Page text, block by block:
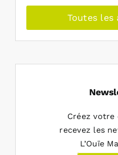
Toutes les
Créez
recevez les
L’Ouïe